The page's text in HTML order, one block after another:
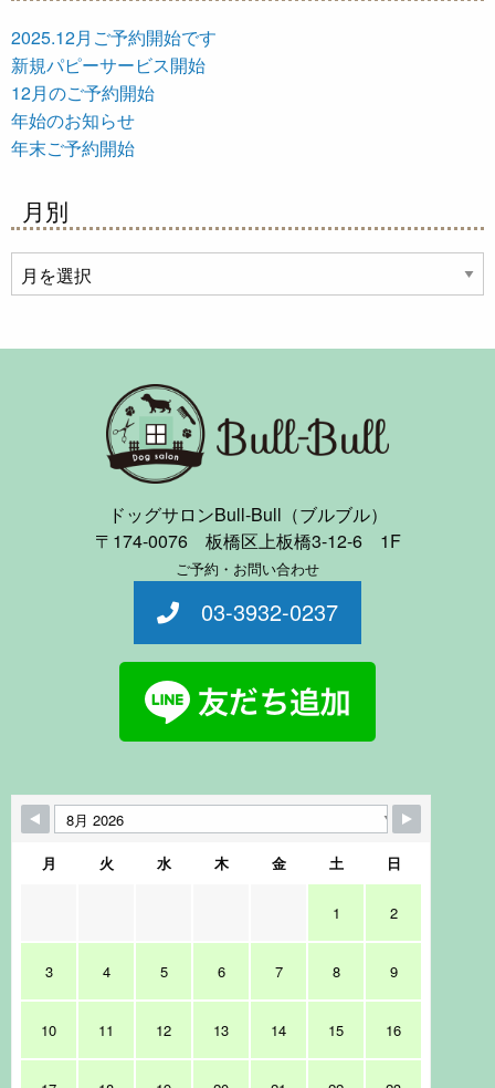
2025.12月ご予約開始です
新規パピーサービス開始
12月のご予約開始
年始のお知らせ
年末ご予約開始
月別
別
ドッグサロンBull-Bull（ブルブル）
〒174-0076 板橋区上板橋3-12-6 1F
ご予約・お問い合わせ
03-3932-0237
月 火 水 木 金 土 日
1 2
3 4 5 6 7 8 9
10 11 12 13 14 15 16